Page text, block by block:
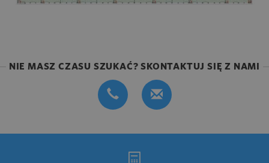
NIE MASZ CZASU SZUKAĆ? SKONTAKTUJ SIĘ Z NAMI